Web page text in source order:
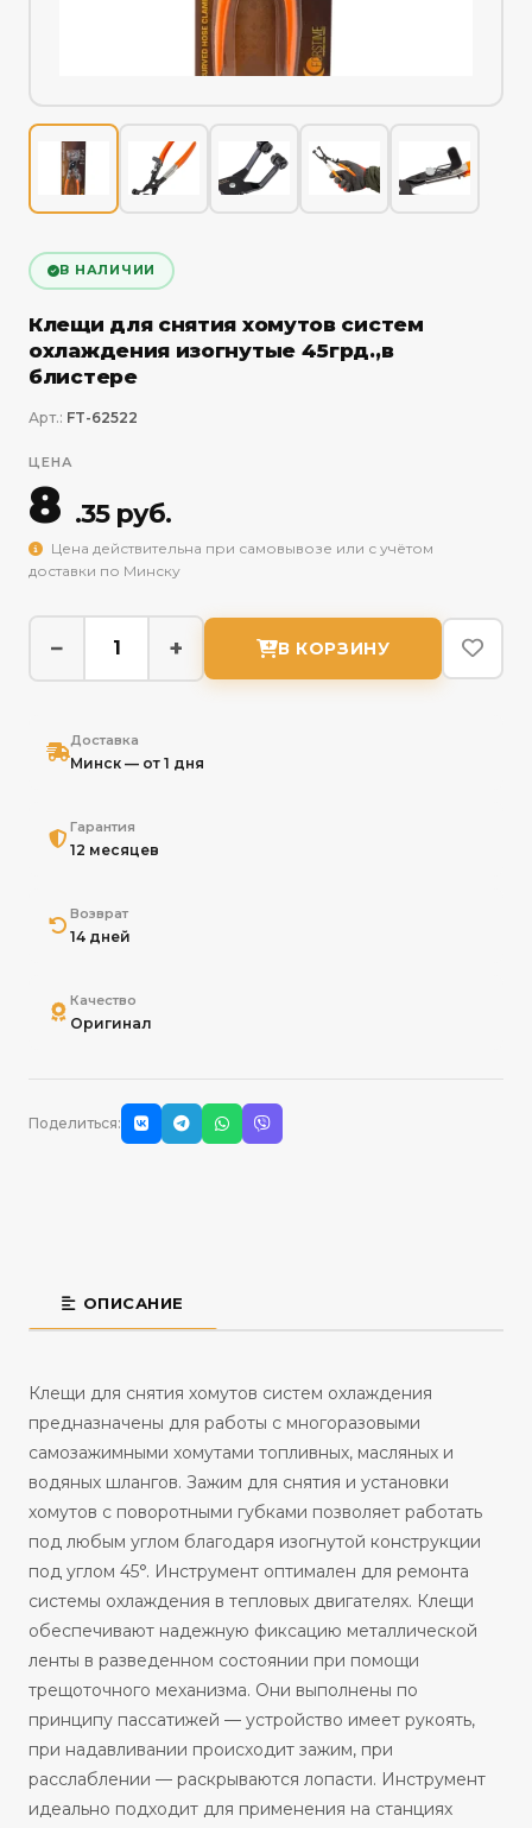
В НАЛИЧИИ
Клещи для снятия хомутов систем
охлаждения изогнутые 45грд.,в
блистере
Арт.: FT-62522
ЦЕНА
8 .35 руб.
Цена действительна при самовывозе или с учётом
доставки по Минску
− + В КОРЗИНУ
Доставка
Минск — от 1 дня
Гарантия
12 месяцев
Возврат
14 дней
Качество
Оригинал
Поделиться:
ОПИСАНИЕ
Клещи для снятия хомутов систем охлаждения
предназначены для работы с многоразовыми
самозажимными хомутами топливных, масляных и
водяных шлангов. Зажим для снятия и установки
хомутов с поворотными губками позволяет работать
под любым углом благодаря изогнутой конструкции
под углом 45°. Инструмент оптимален для ремонта
системы охлаждения в тепловых двигателях. Клещи
обеспечивают надежную фиксацию металлической
ленты в разведенном состоянии при помощи
трещоточного механизма. Они выполнены по
принципу пассатижей — устройство имеет рукоять,
при надавливании происходит зажим, при
расслаблении — раскрываются лопасти. Инструмент
идеально подходит для применения на станциях